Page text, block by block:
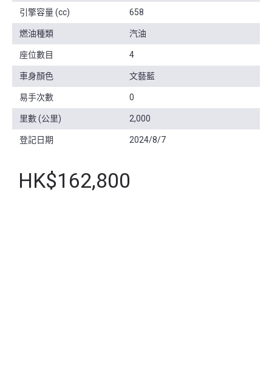
引擎容量 (cc) 658
燃油種類 汽油
座位數目 4
車身顏色 文藝藍
易手次數 0
里數 (公里) 2,000
登記日期 2024/8/7
HK$162,800